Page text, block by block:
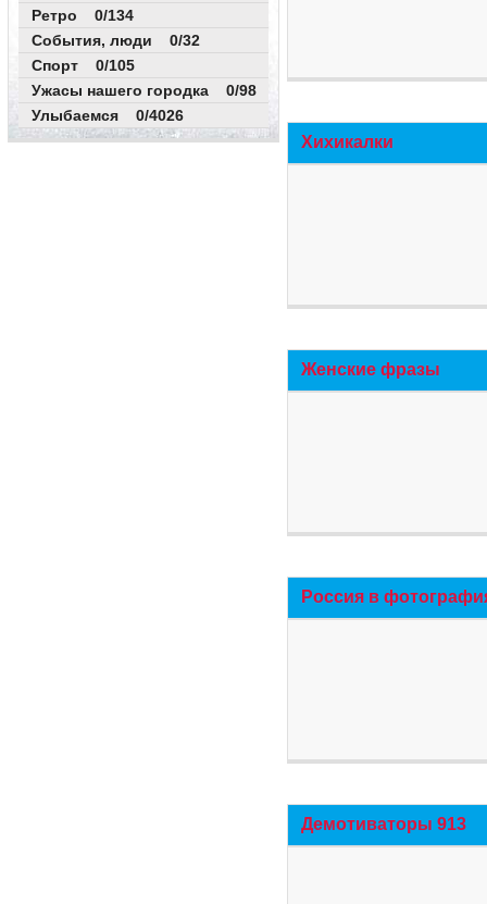
Ретро 0/134
События, люди 0/32
Спорт 0/105
Ужасы нашего городка 0/98
Улыбаемся 0/4026
Хихикалки
Женские фразы
Россия в
Демотиваторы 913